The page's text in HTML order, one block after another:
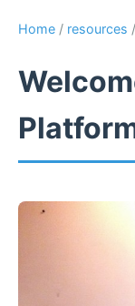
Home / resources /